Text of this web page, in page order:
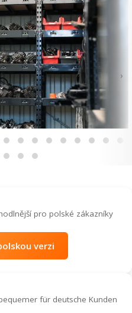
›
pro polské zákazníky
verzi
für deutsche Kunden